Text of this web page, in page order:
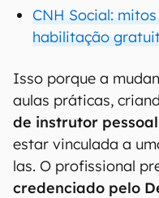
CNH Social:
habilitação
Isso porque a
aulas práticas,
de instrutor pessoal
estar vinculada a
las. O profissional
credenciado pelo